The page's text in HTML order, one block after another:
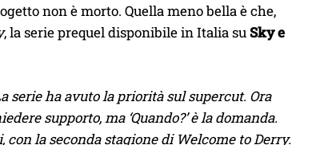
non è morto. Quella meno bella è che,
, la serie prequel disponibile in Italia suSky e
serie ha avuto la priorità sul supercut. Ora
supporto, ma ‘Quando?’ è la domanda.
con la seconda stagione di Welcome to Derry.